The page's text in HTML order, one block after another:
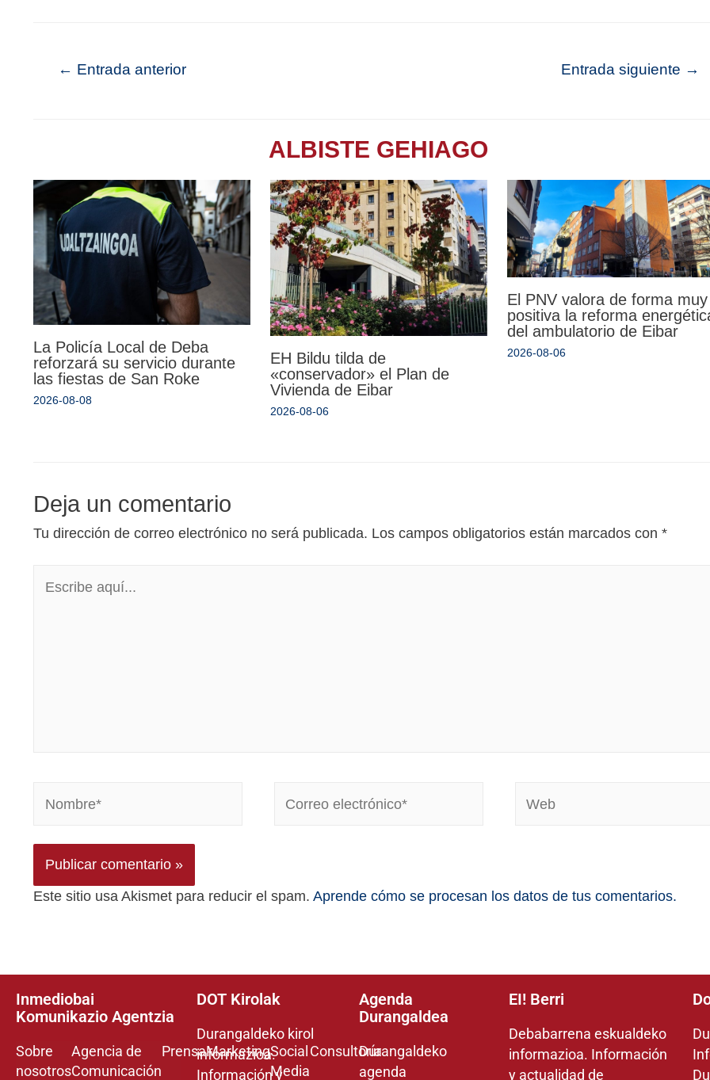
← Entrada anterior Entrada siguiente →
ALBISTE GEHIAGO
La Policía Local de Deba
reforzará su servicio durante
las fiestas de San Roke
2026-08-08
EH Bildu tilda de
«conservador» el Plan de
Vivienda de Eibar
2026-08-06
El PNV valora de forma muy
positiva la reforma
del ambulatorio de Eibar
2026-08-06
Deja un comentario
Tu dirección de correo electrónico no será publicada. Los campos obligatorios están marcados con *
Este sitio usa Akismet para reducir el spam. Aprende cómo se procesan los datos de tus comentarios.
Inmediobai
Komunikazio Agentzia
Sobre
nosotros
Agencia de
Comunicación
PrensaMarketingSocial
Media
Consultoría
DOT Kirolak
Durangaldeko kirol
informazioa.
Información y
Agenda
Durangaldea
Durangaldeko
agenda
EI! Berri
Debabarrena eskualdeko
informazioa. Información
y actualidad de